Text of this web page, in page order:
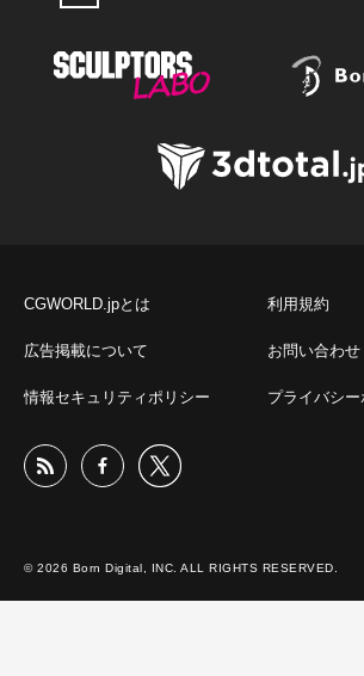
CGWORLD.jpとは 利用規約
広告掲載について お問い合わせ
情報セキュリティポリシー プライバシ
© 2026 Born Digital, INC. ALL RIGHTS RESERVED.